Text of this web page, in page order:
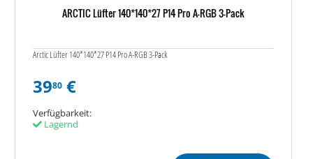
ARCTIC Lüfter 140*140*27 P14 Pro A-RGB 3-Pack
Arctic Lüfter 140*140*27 P14 Pro A-RGB 3-Pack
3980 €
Verfügbarkeit:
Lagernd